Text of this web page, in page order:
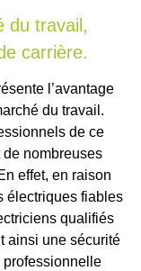
du travail,
carrière.
l’avantage
du travail.
de ce
nombreuses
effet, en raison
électriques fiables
qualifiés
ainsi une sécurité
professionnelle